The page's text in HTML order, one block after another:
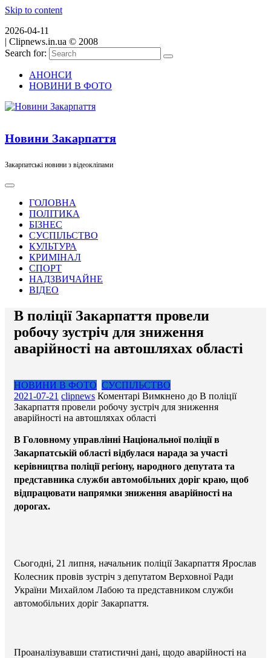
Skip to content
2026-04-11
| Clipnews.in.ua © 2008
Search for:
АНОНСИ
НОВИНИ В ФОТО
Новини Закарпаття
Закарпатські новини з відеокліпами
ГОЛОВНА
ПОЛІТИКА
БІЗНЕС
СУСПІЛЬСТВО
КУЛЬТУРА
КРИМІНАЛ
СПОРТ
НАДЗВИЧАЙНЕ
ВІДЕО
В поліції Закарпаття провели
робочу зустріч для зниження
аварійності на автошляхах області
НОВИНИ В ФОТО СУСПІЛЬСТВО
2021-07-21 clipnews Коментарі Вимкнено до В поліції
Закарпаття провели робочу зустріч для зниження
аварійності на автошляхах області
В Головному управлінні Національної поліції в
Закарпатській області відбулася нарада за участі
керівництва поліції регіону, народного депутата та
представника служби автомобільних доріг краю, щоб
відпрацювати напрямки зниження аварійності на
дорогах.
Сьогодні, 21 липня, начальник поліції Закарпаття Ярослав
Колесник провів зустріч з депутатом Верховної Ради
України Михайлом Лабою та представником служби
автомобільних доріг Закарпаття.
Проаналізувавши статистичні дані, щодо аварійності на